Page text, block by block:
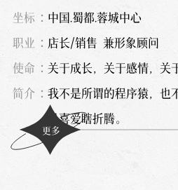
坐标：中国.蜀都.蓉城中心
职业：店长/销售 兼形象顾问
使命：关于成长，关于感情，关
简介：我不是所谓的程序猿，也
是喜爱瞎折腾。
更多